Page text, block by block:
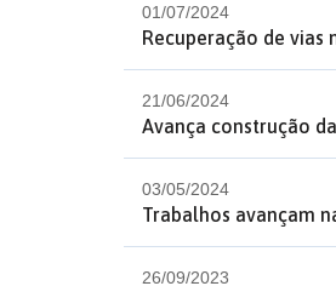
01/07/2024
Recuperação de
21/06/2024
Avança construção
03/05/2024
Trabalhos avançam
26/09/2023